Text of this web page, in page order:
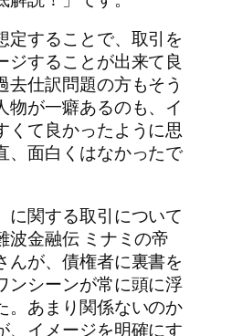
することで、取引を
ジすることが出来て良
去仕訳問題の方もそう
物が一癖あるのも、イ
くて良かったように思
、面白くはなかったで
関する取引について
波金融伝 ミナミの帝
んが、債権者に裏書を
ンシーンが常に頭に浮
。あまり関係ないのか
、イメージを明確にす